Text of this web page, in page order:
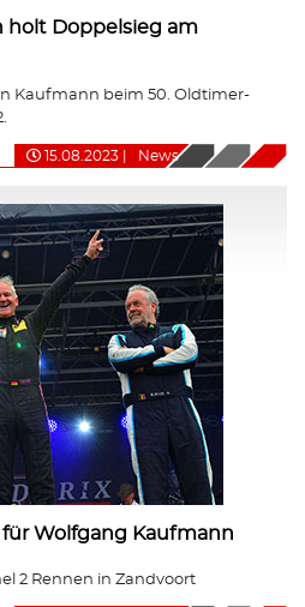
holt Doppelsieg am
Kaufmann beim 50. Oldtimer-
15.08.2023 News
Wolfgang Kaufmann
2 Rennen in Zandvoort